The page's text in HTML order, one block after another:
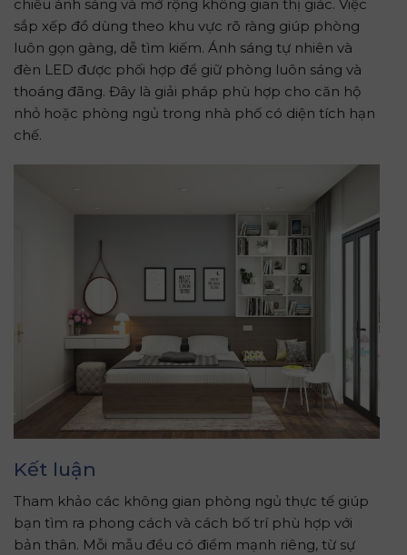
chiếu ánh sáng và mở rộng không gian thị giác. Việc
sắp xếp đồ dùng theo khu vực rõ ràng giúp phòng
luôn gọn gàng, dễ tìm kiếm. Ánh sáng tự nhiên và
đèn LED được phối hợp để giữ phòng luôn sáng và
thoáng đãng. Đây là giải pháp phù hợp cho căn hộ
nhỏ hoặc phòng ngủ trong nhà phố có diện tích hạn
chế.
Kết luận
Tham khảo các không gian phòng ngủ thực tế giúp
bạn tìm ra phong cách và cách bố trí phù hợp với
bản thân. Mỗi mẫu đều có điểm mạnh riêng, từ sự